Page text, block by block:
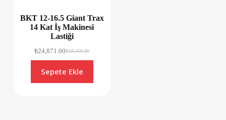
BKT 12-16.5 Giant Trax
14 Kat İş Makinesi
Lastiği
₺38,359.86
₺24,871.00
Sepete Ekle